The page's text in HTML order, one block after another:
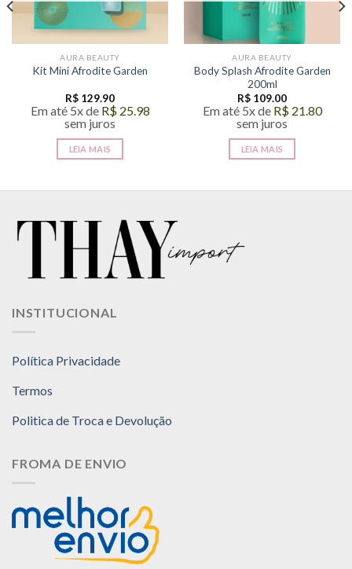
AURA BEAUTY
Kit Mini Afrodite Garden
R$ 129.90
Em até 5x de R$25.98
sem juros
LEIA MAIS
AURA BEAUTY
Body Splash Afrodite Garden
200ml
R$ 109.00
Em até 5x de R$21.80
sem juros
LEIA MAIS
INSTITUCIONAL
Política Privacidade
Termos
Politica de Troca e Devolução
FROMA DE ENVIO